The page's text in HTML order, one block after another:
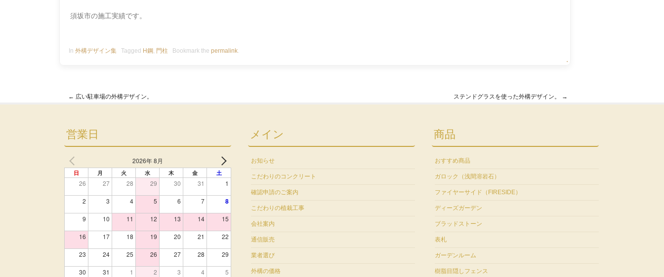
須坂市の施工実績です。
In 外構デザイン集 Tagged H鋼, 門柱 Bookmark the permalink.
・
← 広い駐車場の外構デザイン。 ステンドグラスを使った外構デザイン。 →
営業日
2026年 8月
日 月 火 水 木 金 土
26 27 28 29 30 31 1
2 3 4 5 6 7 8
9 10 11 12 13 14 15
16 17 18 19 20 21 22
23 24 25 26 27 28 29
30 31 1 2 3 4 5
メイン
お知らせ
こだわりのコンクリート
確認申請のご案内
こだわりの植栽工事
会社案内
通信販売
業者選び
外構の価格
商品
おすすめ商品
ガロック（浅間溶岩石）
ファイヤーサイド（FIRESIDE）
ディーズガーデン
ブラッドストーン
表札
ガーデンルーム
樹脂目隠しフェンス